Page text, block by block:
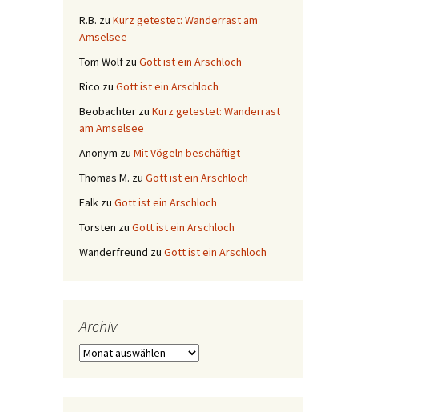
R.B. zu Kurz getestet: Wanderrast am
Amselsee
Tom Wolf zu Gott ist ein Arschloch
Rico zu Gott ist ein Arschloch
Beobachter zu Kurz getestet: Wanderrast
am Amselsee
Anonym zu Mit Vögeln beschäftigt
Thomas M. zu Gott ist ein Arschloch
Falk zu Gott ist ein Arschloch
Torsten zu Gott ist ein Arschloch
Wanderfreund zu Gott ist ein Arschloch
Archiv
Archiv